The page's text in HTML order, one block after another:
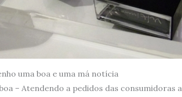
uma boa e uma má notícia
– Atendendo a pedidos das consumidoras